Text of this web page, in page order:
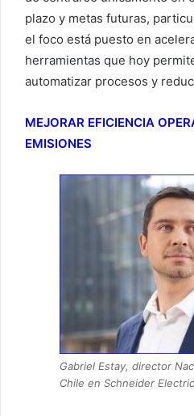
plazo y metas futuras,
el foco está puesto en
herramientas que hoy
automatizar procesos y
MEJORAR EFICIENCIA
EMISIONES
Gabriel Estay, director
Chile en Schneider